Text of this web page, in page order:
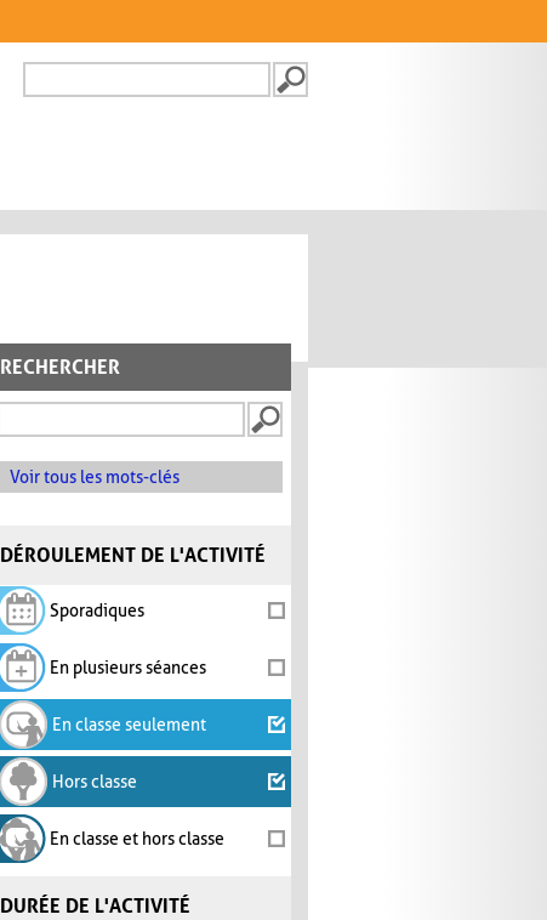
FORMULAIRE DE
RECHERCHER
Voir tous les mots-clés
DÉROULEMENT DE L'ACTIVITÉ
Sporadiques
En plusieurs séances
En classe seulement
Hors classe
En classe et hors classe
DURÉE DE L'ACTIVITÉ